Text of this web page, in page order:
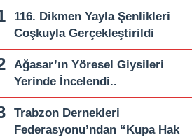
116. Dikmen Yayla Şenlikleri
Coşkuyla Gerçekleştirildi
Ağasar’ın Yöresel Giysileri
Yerinde İncelendi..
Trabzon Dernekleri
Federasyonu’ndan “Kupa Hak